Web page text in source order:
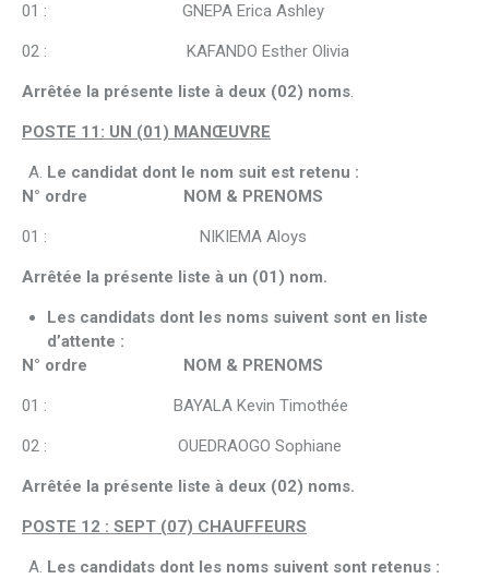
01 : GNEPA Erica Ashley
02 : KAFANDO Esther Olivia
Arrêtée la présente liste à deux (02) noms.
POSTE 11: UN (01) MANŒUVRE
Le candidat dont le nom suit est retenu :
N° ordre NOM & PRENOMS
01 : NIKIEMA Aloys
Arrêtée la présente liste à un (01) nom.
Les candidats dont les noms suivent sont en liste
d’attente :
N° ordre NOM & PRENOMS
01 : BAYALA Kevin Timothée
02 : OUEDRAOGO Sophiane
Arrêtée la présente liste à deux (02) noms.
POSTE 12 : SEPT (07) CHAUFFEURS
Les candidats dont les noms suivent sont retenus :